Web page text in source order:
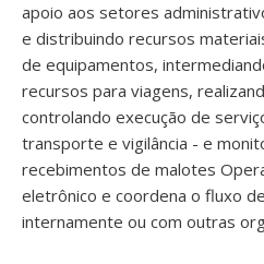
apoio aos setores
e distribuindo recursos
de equipamentos,
recursos para viagens,
controlando execução de
transporte e vigilância - e
recebimentos de malotes
eletrônico e coordena o fluxo
internamente ou com outras